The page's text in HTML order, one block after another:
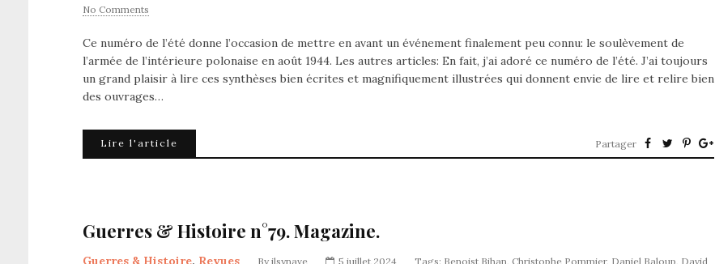
No Comments
Ce numéro de l’été donne l’occasion de mettre en avant un événement finalement peu connu: le soulèvement de
l’armée de l’intérieure polonaise en août 1944. Les autres articles: En fait, j’ai adoré ce numéro de l’été. J’ai toujours
un grand plaisir à lire ces synthèses bien écrites et magnifiquement illustrées qui donnent envie de lire et relire bien
des ouvrages…
Lire l'article Partager
Guerres & Histoire n°79. Magazine.
Guerres & Histoire, Revues By jlsynave 5 juillet 2024 Tags: Benoist Bihan, Christophe Pommier, Daniel Baloup, David